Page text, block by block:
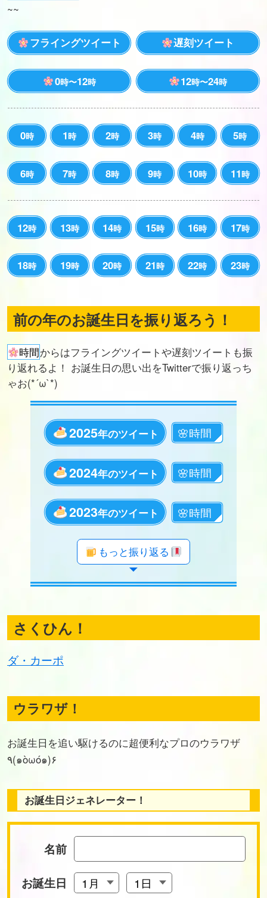
~~
フライングツイート 遅刻ツイート
0時〜12時 12時〜24時
0時 1時 2時 3時 4時 5時
6時 7時 8時 9時 10時 11時
12時 13時 14時 15時 16時 17時
18時 19時 20時 21時 22時 23時
前の年のお誕生日を振り返ろう！
時間からはフライングツイートや遅刻ツイートも振
り返れるよ！ お誕生日の思い出をTwitterで振り返っち
ゃお(*´ω`*)
2025年のツイート
2024年のツイート
2023年のツイート
年のツイート
年のツイート
年のツイート
年のツイート
年のツイート
年のツイート
年のツイート
年のツイート
年のツイート
年のツイート
年のツイート
年のツイート
年のツイート
年のツイート
年のツイート
年のツイート
年のツイート
もっと振り返る
さくひん！
ダ・カーポ
ウラワザ！
お誕生日を追い駆けるのに超便利なプロのウラワザ
٩(๑òωó๑)۶
お誕生日ジェネレーター！
名前
お誕生日